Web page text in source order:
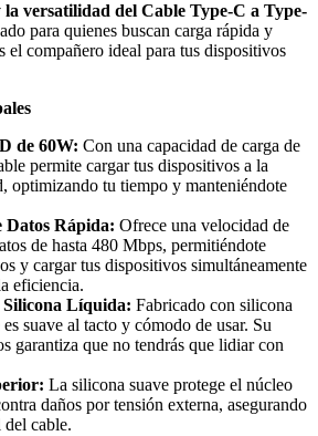
la versatilidad del Cable Type-C a Type-
para quienes buscan carga rápida y
el compañero ideal para tus dispositivos
de 60W: Con una capacidad de carga de
permite cargar tus dispositivos a la
optimizando tu tiempo y manteniéndote
Datos Rápida: Ofrece una velocidad de
de hasta 480 Mbps, permitiéndote
y cargar tus dispositivos simultáneamente
eficiencia.
Líquida: Fabricado con silicona
suave al tacto y cómodo de usar. Su
garantiza que no tendrás que lidiar con
La silicona suave protege el núcleo
daños por tensión externa, asegurando
cable.